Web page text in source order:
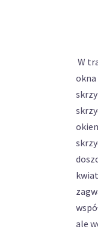
W
okna
ale